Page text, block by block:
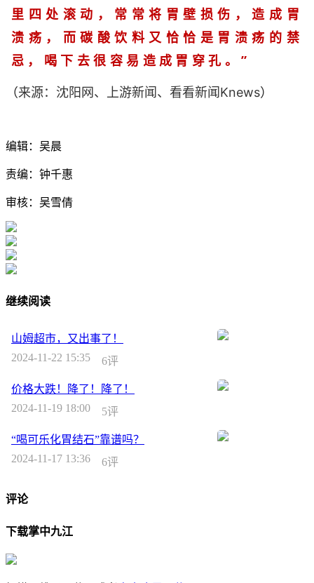
里四处滚动，常常将胃壁损伤，造成胃
溃疡，而碳酸饮料又恰恰是胃溃疡的禁
忌，喝下去很容易造成胃穿孔。”
（来源：沈阳网、上游新闻、看看新闻Knews）
编辑：吴晨
责编：钟千惠
审核：吴雪倩
继续阅读
山姆超市，又出事了！
2024-11-22 15:35
6评
价格大跌！降了！降了！
2024-11-19 18:00
5评
“喝可乐化胃结石”靠谱吗？
2024-11-17 13:36
6评
评论
下载掌中九江